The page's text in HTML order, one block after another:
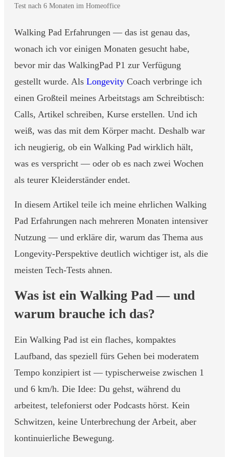
Test nach 6 Monaten im Homeoffice
Walking Pad Erfahrungen — das ist genau das,
wonach ich vor einigen Monaten gesucht habe,
bevor mir das WalkingPad P1 zur Verfügung
gestellt wurde. Als Longevity Coach verbringe ich
einen Großteil meines Arbeitstags am Schreibtisch:
Calls, Artikel schreiben, Kurse erstellen. Und ich
weiß, was das mit dem Körper macht. Deshalb war
ich neugierig, ob ein Walking Pad wirklich hält,
was es verspricht — oder ob es nach zwei Wochen
als teurer Kleiderständer endet.
In diesem Artikel teile ich meine ehrlichen Walking
Pad Erfahrungen nach mehreren Monaten intensiver
Nutzung — und erkläre dir, warum das Thema aus
Longevity-Perspektive deutlich wichtiger ist, als die
meisten Tech-Tests ahnen.
Was ist ein Walking Pad — und
warum brauche ich das?
Ein Walking Pad ist ein flaches, kompaktes
Laufband, das speziell fürs Gehen bei moderatem
Tempo konzipiert ist — typischerweise zwischen 1
und 6 km/h. Die Idee: Du gehst, während du
arbeitest, telefonierst oder Podcasts hörst. Kein
Schwitzen, keine Unterbrechung der Arbeit, aber
kontinuierliche Bewegung.